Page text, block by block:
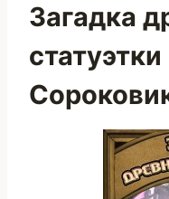
Загадка